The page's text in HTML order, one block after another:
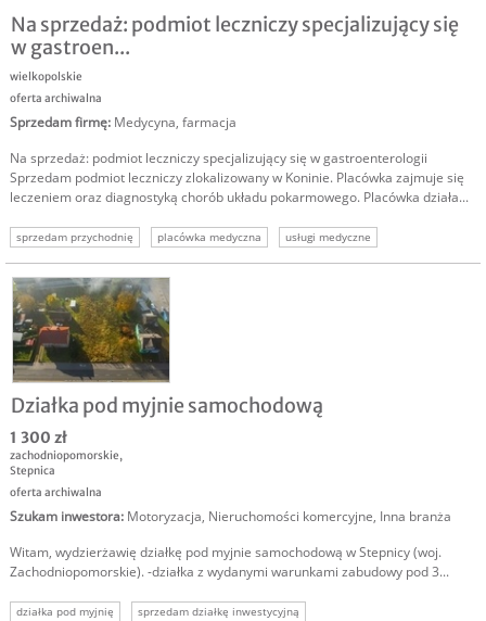
Na sprzedaż: podmiot leczniczy specjalizujący się
w gastroen...
wielkopolskie
oferta archiwalna
Sprzedam firmę: Medycyna, farmacja
Na sprzedaż: podmiot leczniczy specjalizujący się w gastroenterologii
Sprzedam podmiot leczniczy zlokalizowany w Koninie. Placówka zajmuje się
leczeniem oraz diagnostyką chorób układu pokarmowego. Placówka działa...
sprzedam przychodnię placówka medyczna
usługi medyczne
gastroenterologia
Działka pod myjnie samochodową
1 300 zł
zachodniopomorskie,
Stepnica
oferta archiwalna
Szukam inwestora: Motoryzacja, Nieruchomości komercyjne, Inna branża
Witam, wydzierżawię działkę pod myjnie samochodową w Stepnicy (woj.
Zachodniopomorskie). -działka z wydanymi warunkami zabudowy pod 3...
działka pod myjnię sprzedam działkę inwestycyjną